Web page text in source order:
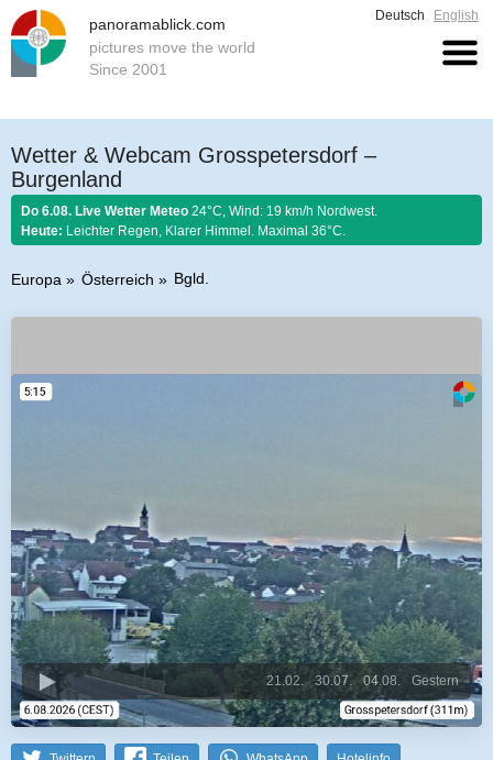
panoramablick.com
pictures move the world
Since 2001
Deutsch English
Wetter & Webcam Grosspetersdorf –
Burgenland
Do 6.08. Live Wetter Meteo 24°C, Wind: 19 km/h Nordwest.
Heute: Leichter Regen, Klarer Himmel. Maximal 36°C.
Europa Österreich Bgld.
Gestern
04.08.
30.07.
21.02.